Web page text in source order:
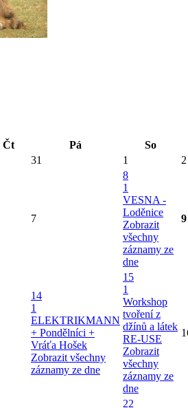
Čt Pá
So
31 1 2
7
8
1
VESNA -
Loděnice
Zobrazit
všechny
záznamy ze
dne
9
14
1
ELEKTRIKMANN
+ Pondělníci +
Vráťa Hošek
Zobrazit všechny
záznamy ze dne
15
1
Workshop
tvoření z
džínů a látek
RE-USE
Zobrazit
všechny
záznamy ze
dne
22